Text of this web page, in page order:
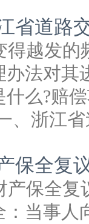
省道路
得越发的
办法对其
什么?赔
、浙江
保全复
产保全复
：当事人